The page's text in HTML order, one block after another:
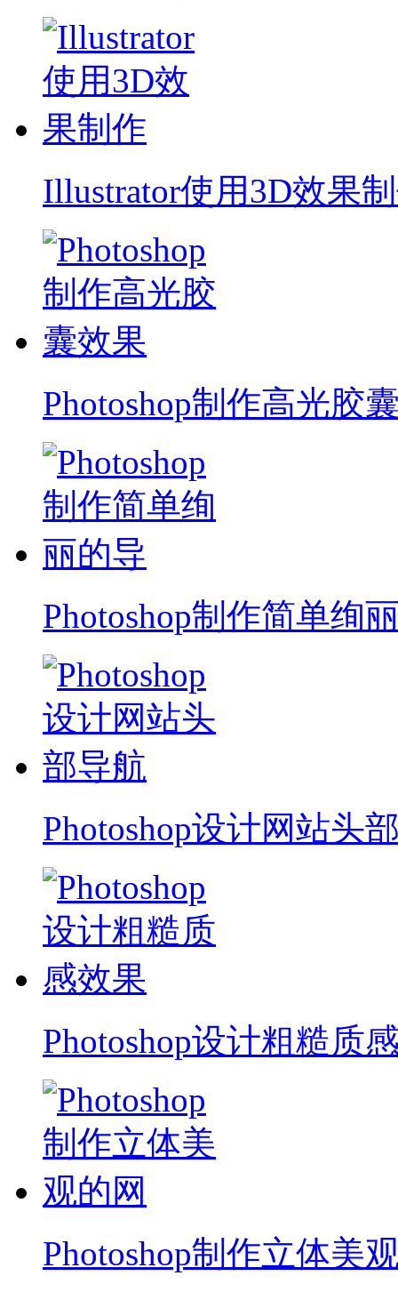
Illustrator使用3D效果
Photoshop制作高光胶
Photoshop制作简单绚
Photoshop设计网站头
Photoshop设计粗糙质
Photoshop制作立体美